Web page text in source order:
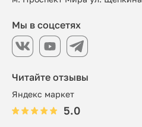
Читайте отзывы
Яндекс маркет
5.0
Мы в соцсетях